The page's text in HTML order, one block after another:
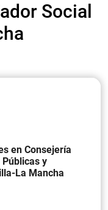
Social
en Consejería
y
La Mancha